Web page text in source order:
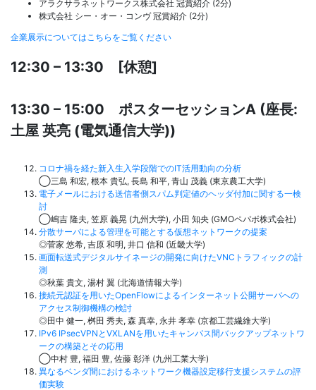
アラクサラネットワークス株式会社 冠賞紹介 (2分)
株式会社 シー・オー・コンヴ 冠賞紹介 (2分)
企業展示についてはこちらをご覧ください
12:30 – 13:30 [休憩]
13:30 – 15:00 ポスターセッションA (座長:
土屋 英亮 (電気通信大学))
コロナ禍を経た新入生入学段階でのIT活用動向の分析
◯三島 和宏, 根本 貴弘, 長島 和平, 青山 茂義 (東京農工大学)
電子メールにおける送信者側スパム判定値のヘッダ付加に関する一検
討
◯嶋吉 隆夫, 笠原 義晃 (九州大学), 小田 知央 (GMOペパボ株式会社)
分散サーバによる管理を可能とする仮想ネットワークの提案
◎菅家 悠希, 吉原 和明, 井口 信和 (近畿大学)
画面転送式デジタルサイネージの開発に向けたVNCトラフィックの計
測
◎秋葉 貴文, 湯村 翼 (北海道情報大学)
接続元認証を用いたOpenFlowによるインターネット公開サーバへの
アクセス制御機構の検討
◎田中 健一, 桝田 秀夫, 森 真幸, 永井 孝幸 (京都工芸繊維大学)
IPv6 IPsecVPNとVXLANを用いたキャンパス間バックアップネットワ
ークの構築とその応用
◯中村 豊, 福田 豊, 佐藤 彰洋 (九州工業大学)
異なるベンダ間におけるネットワーク機器設定移行支援システムの評
価実験